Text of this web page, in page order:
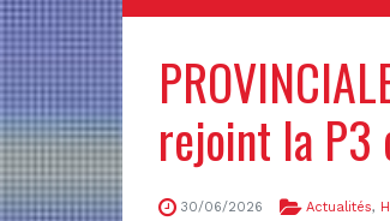
rejoint la
30/06/2026 Actualités,